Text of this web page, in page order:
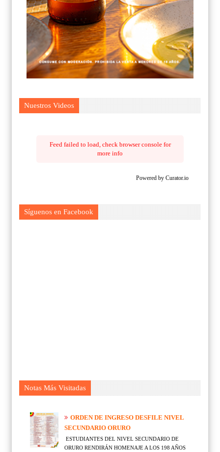
Nuestros Videos
Feed failed to load, check browser console for
more info
Powered by Curator.io
Síguenos en Facebook
Notas Más Visitadas
ORDEN DE INGRESO DESFILE NIVEL
SECUNDARIO ORURO
ESTUDIANTES DEL NIVEL SECUNDARIO DE
ORURO RENDIRÁN HOMENAJE A LOS 198 AÑOS